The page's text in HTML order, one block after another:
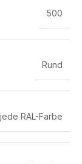
500
Rund
jede RAL-Farbe